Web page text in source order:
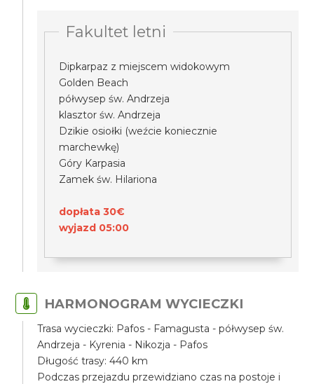
Fakultet letni
Dipkarpaz z miejscem widokowym
Golden Beach
półwysep św. Andrzeja
klasztor św. Andrzeja
Dzikie osiołki (weźcie koniecznie
marchewkę)
Góry Karpasia
Zamek św. Hilariona
dopłata 30€
wyjazd 05:00
HARMONOGRAM WYCIECZKI
Trasa wycieczki: Pafos - Famagusta - półwysep św.
Andrzeja - Kyrenia - Nikozja - Pafos
Długość trasy: 440 km
Podczas przejazdu przewidziano czas na postoje i